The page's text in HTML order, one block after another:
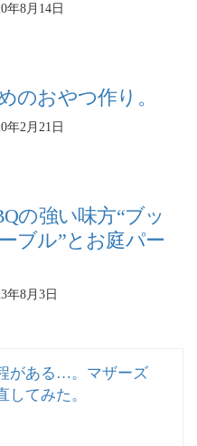
年8月14日
のおやつ作り。
年2月21日
の強い味方“ブッ
ブル”とお庭パー
年8月3日
がある…。マザーズ
してみた。